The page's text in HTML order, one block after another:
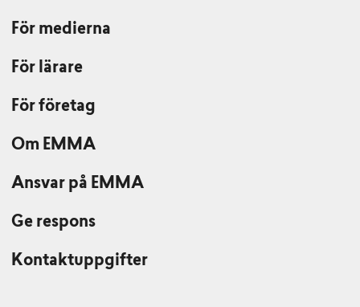
För medierna
För lärare
För företag
Om EMMA
Ansvar på EMMA
Ge respons
Kontaktuppgifter